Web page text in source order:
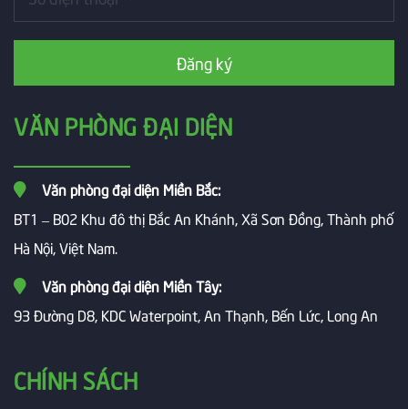
Đăng ký
VĂN PHÒNG ĐẠI DIỆN
Văn phòng đại diện Miền Bắc:
BT1 – B02 Khu đô thị Bắc An Khánh, Xã Sơn Đồng, Thành phố
Hà Nội, Việt Nam.
Văn phòng đại diện Miền Tây:
93 Đường D8, KDC Waterpoint, An Thạnh, Bến Lức, Long An
CHÍNH SÁCH